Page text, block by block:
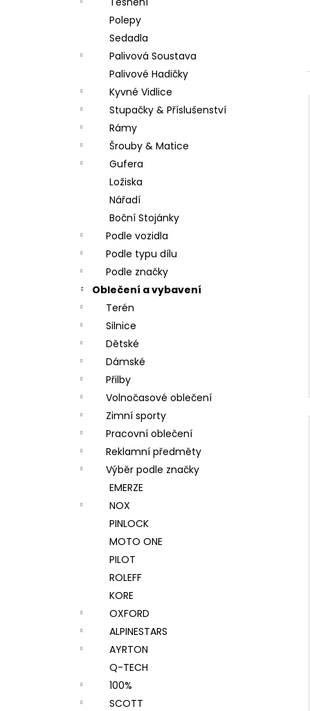
Polepy
Sedadla
Palivová Soustava
Palivové Hadičky
Kyvné Vidlice
Stupačky & Příslušenství
Rámy
Šrouby & Matice
Gufera
Ložiska
Nářadí
Boční Stojánky
Podle vozidla
Podle typu dílu
Podle značky
Oblečení a vybavení
Terén
Silnice
Dětské
Dámské
Přilby
Volnočasové oblečení
Zimní sporty
Pracovní oblečení
Reklamní předměty
Výběr podle značky
EMERZE
NOX
PINLOCK
MOTO ONE
PILOT
ROLEFF
KORE
OXFORD
ALPINESTARS
AYRTON
Q-TECH
100%
SCOTT